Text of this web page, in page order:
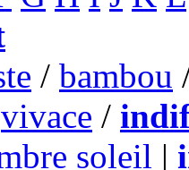
/ bambou
vivace /
soleil |